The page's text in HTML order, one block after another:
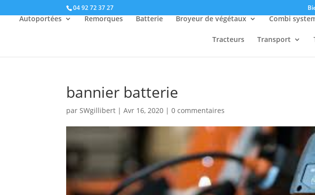
04 92 72 37 27
Autoportées Remorques Batterie Broyeur de végétaux Combi
Tracteurs Transport
bannier batterie
parSWgillibert |Avr 16, 2020 |0 commentaires